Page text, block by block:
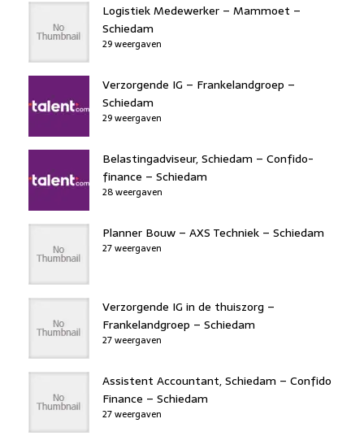
Logistiek Medewerker – Mammoet –
Schiedam
29 weergaven
Verzorgende IG – Frankelandgroep –
Schiedam
29 weergaven
Belastingadviseur, Schiedam – Confido-
finance – Schiedam
28 weergaven
Planner Bouw – AXS Techniek – Schiedam
27 weergaven
Verzorgende IG in de thuiszorg –
Frankelandgroep – Schiedam
27 weergaven
Assistent Accountant, Schiedam – Confido
Finance – Schiedam
27 weergaven